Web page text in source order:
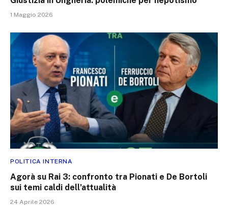
1 Maggio 2026
POLITICA INTERNA
Agorà su Rai 3: confronto tra Pionati e De Bortoli
sui temi caldi dell’attualità
24 Aprile 2026